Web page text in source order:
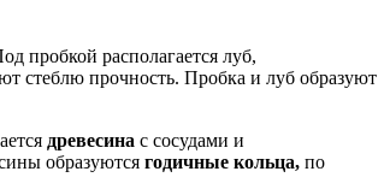
пробкой располагается луб,
стеблю прочность. Пробка и луб образуют
древесина с сосудами и
образуются годичные кольца, по